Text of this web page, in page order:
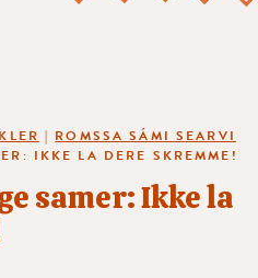
| ROMSSA SÁMI SEARVI
IKKE LA DERE SKREMME!
samer: Ikke la